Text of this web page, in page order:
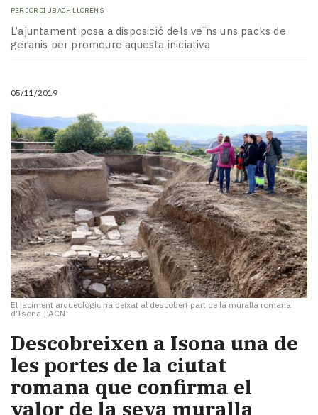
PER JORDI UBACH LLORENS
L’ajuntament posa a disposició dels veïns uns packs de
geranis per promoure aquesta iniciativa
05/11/2019
El jaciment arqueològic ha deixat al descobert part de la muralla romana
d’Isona | ACN
Descobreixen a Isona una de
les portes de la ciutat
romana que confirma el
valor de la seva muralla